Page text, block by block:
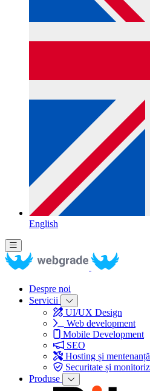
English
Despre noi
Servicii
UI/UX Design
Web development
Mobile Development
SEO
Hosting și
Securitate și
Produse